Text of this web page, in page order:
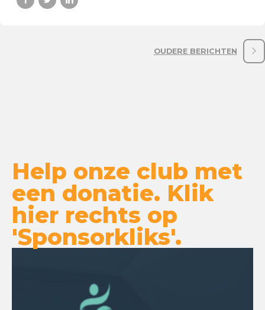
OUDERE BERICHTEN
Help onze club met
een donatie. Klik
hier rechts op
'Sponsorkliks'.